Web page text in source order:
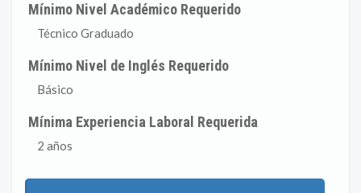
Mínimo Nivel Académico Requerido
Técnico Graduado
Mínimo Nivel de Inglés Requerido
Básico
Mínima Experiencia Laboral Requerida
2 años